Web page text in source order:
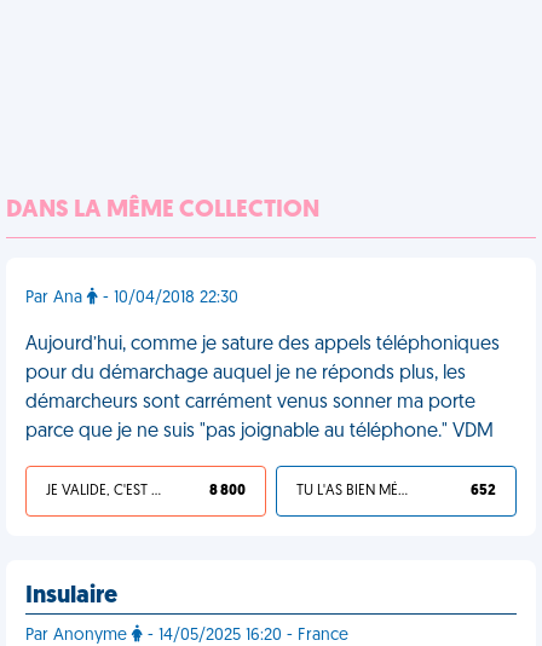
DANS LA MÊME COLLECTION
Par Ana - 10/04/2018 22:30
Aujourd’hui, comme je sature des appels téléphoniques
pour du démarchage auquel je ne réponds plus, les
démarcheurs sont carrément venus sonner ma porte
parce que je ne suis "pas joignable au téléphone." VDM
JE VALIDE, C'EST UNE VDM 8 800 TU L'AS BIEN MÉRITÉ 652
Insulaire
Par Anonyme - 14/05/2025 16:20 - France